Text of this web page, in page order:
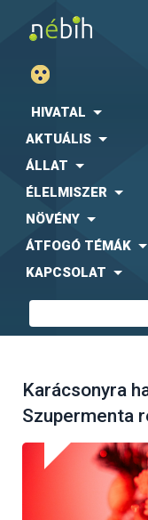
HIVATAL
AKTUÁLIS
ÁLLAT
ÉLELMISZER
NÖVÉNY
ÁTFOGÓ TÉMÁK
KAPCSOLAT
Karácsonyra
Szupermenta